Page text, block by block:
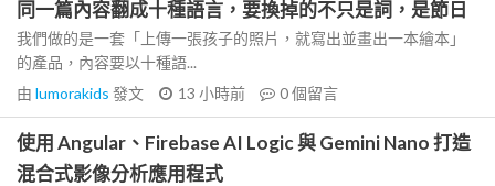
同一篇內容翻成十種語言，要換掉的不只是詞，是節日
我們做的是一套「上傳一張孩子的照片，就寫出並畫出一本繪本」
的產品，內容要以十種語...
由 lumorakids 發文 13 小時前 0個留言
使用 Angular、Firebase AI Logic 與 Gemini Nano 打造
混合式影像分析應用程式